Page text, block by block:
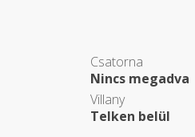
Csatorna
Nincs megadva
Villany
Telken belül